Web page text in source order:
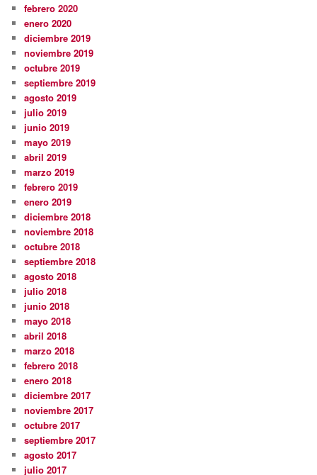
febrero 2020
enero 2020
diciembre 2019
noviembre 2019
octubre 2019
septiembre 2019
agosto 2019
julio 2019
junio 2019
mayo 2019
abril 2019
marzo 2019
febrero 2019
enero 2019
diciembre 2018
noviembre 2018
octubre 2018
septiembre 2018
agosto 2018
julio 2018
junio 2018
mayo 2018
abril 2018
marzo 2018
febrero 2018
enero 2018
diciembre 2017
noviembre 2017
octubre 2017
septiembre 2017
agosto 2017
julio 2017